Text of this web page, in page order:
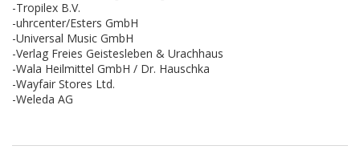
-Tropilex B.V.
-uhrcenter/Esters GmbH
-Universal Music GmbH
-Verlag Freies Geistesleben & Urachhaus
-Wala Heilmittel GmbH / Dr. Hauschka
-Wayfair Stores Ltd.
-Weleda AG